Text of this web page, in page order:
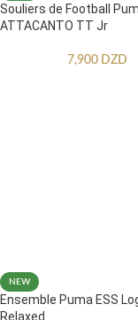
Souliers de Football
ATTACANTO TT Jr
7,900 DZD
NEW
Ensemble Puma ESS
Relaxed